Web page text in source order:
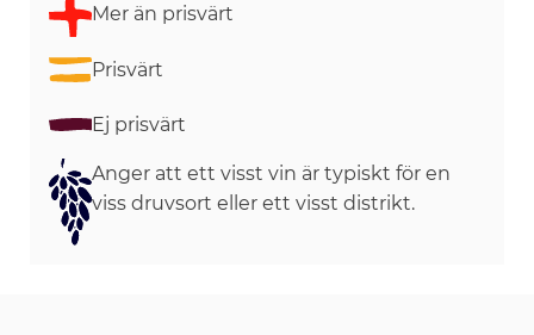
Mer än prisvärt
Prisvärt
Ej prisvärt
Anger att ett visst vin är typiskt för en
viss druvsort eller ett visst distrikt.